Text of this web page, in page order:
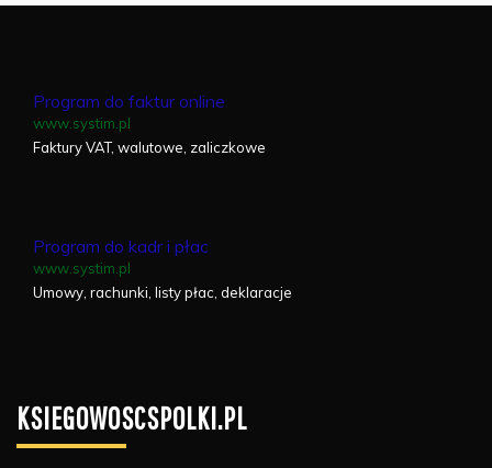
Program do faktur online
www.systim.pl
Faktury VAT, walutowe, zaliczkowe
Program do kadr i płac
www.systim.pl
Umowy, rachunki, listy płac, deklaracje
KSIEGOWOSCSPOLKI.PL